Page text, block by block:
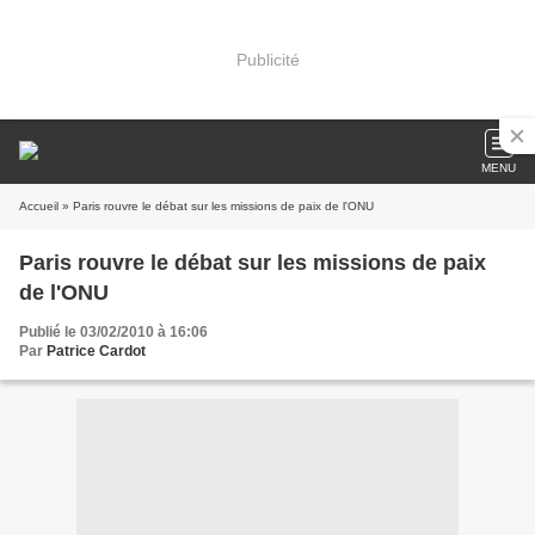
Publicité
MENU
Accueil » Paris rouvre le débat sur les missions de paix de l'ONU
Paris rouvre le débat sur les missions de paix
de l'ONU
Publié le 03/02/2010 à 16:06
Par Patrice Cardot